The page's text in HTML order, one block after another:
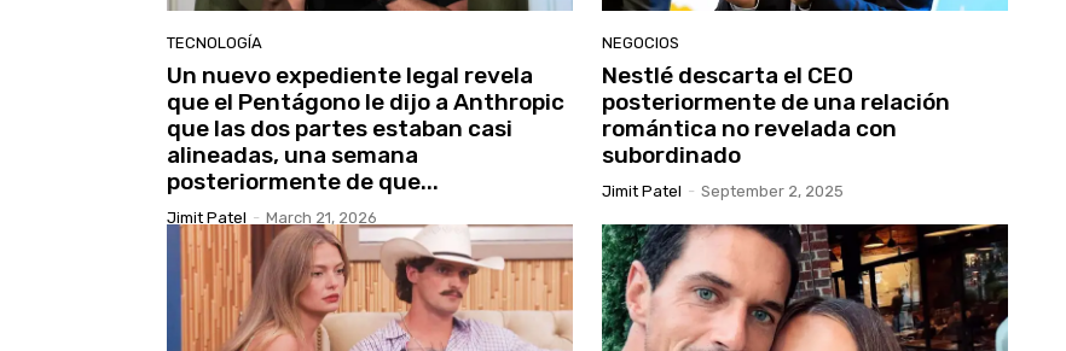
TECNOLOGÍA
Un nuevo expediente legal revela
que el Pentágono le dijo a Anthropic
que las dos partes estaban casi
alineadas, una semana
posteriormente de que...
Jimit Patel - March 21, 2026
NEGOCIOS
Nestlé descarta el CEO
posteriormente de una relación
romántica no revelada con
subordinado
Jimit Patel - September 2, 2025